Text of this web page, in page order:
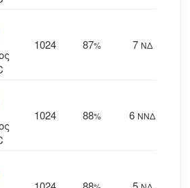
1024 87% 7 ΝΔ
1024 88% 6 ΝΝΔ